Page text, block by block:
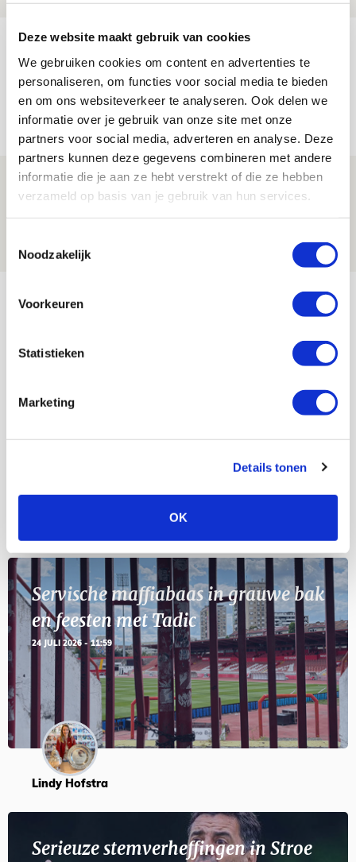
Deze website maakt gebruik van cookies
We gebruiken cookies om content en advertenties te
personaliseren, om functies voor social media te bieden
en om ons websiteverkeer te analyseren. Ook delen we
informatie over je gebruik van onze site met onze
partners voor social media, adverteren en analyse. Deze
partners kunnen deze gegevens combineren met andere
informatie die je aan ze hebt verstrekt of die ze hebben
verzameld op basis van je gebruik van hun services.
Noodzakelijk
Voorkeuren
Statistieken
Marketing
Details tonen
OK
Míchel geeft blessure-update en
spreekt over Godts, Baas en
aanwinsten
Volop enthousiasme in fotoverslag van
Europees treffen met Shelbourne
FOTOVERSLAG
Selectiedag ballenjongens/-meiden
Geef Mij Maar Amsterdam
Servische maffiabaas in grauwe bak
en feesten met Tadic
24 JULI 2026 - 11:59
Lindy Hofstra
Serieuze stemverheffingen in Stroe